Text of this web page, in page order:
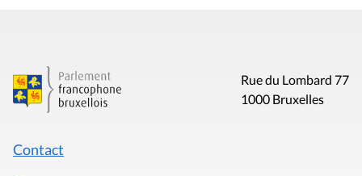
Rue du Lombard 77
1000 Bruxelles
Contact